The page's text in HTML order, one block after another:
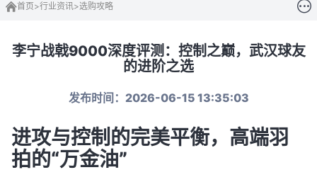
首页>行业资讯>选购攻略
李宁战戟9000深度评测：控制之巅，武汉球友
的进阶之选
发布时间：2026-06-15 13:35:03
进攻与控制的完美平衡，高端羽
拍的“万金油”